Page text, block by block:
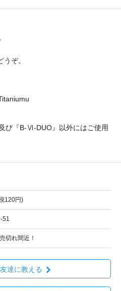
ぞ。
び『B-Ⅵ-DUO』以外にはご使用
120円)
51
切れ間近！
達に教える